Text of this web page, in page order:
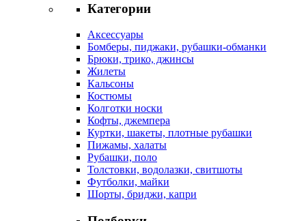
Категории
Аксессуары
Бомберы, пиджаки, рубашки-обманки
Брюки, трико, джинсы
Жилеты
Кальсоны
Костюмы
Колготки носки
Кофты, джемпера
Куртки, шакеты, плотные рубашки
Пижамы, халаты
Рубашки, поло
Толстовки, водолазки, свитшоты
Футболки, майки
Шорты, бриджи, капри